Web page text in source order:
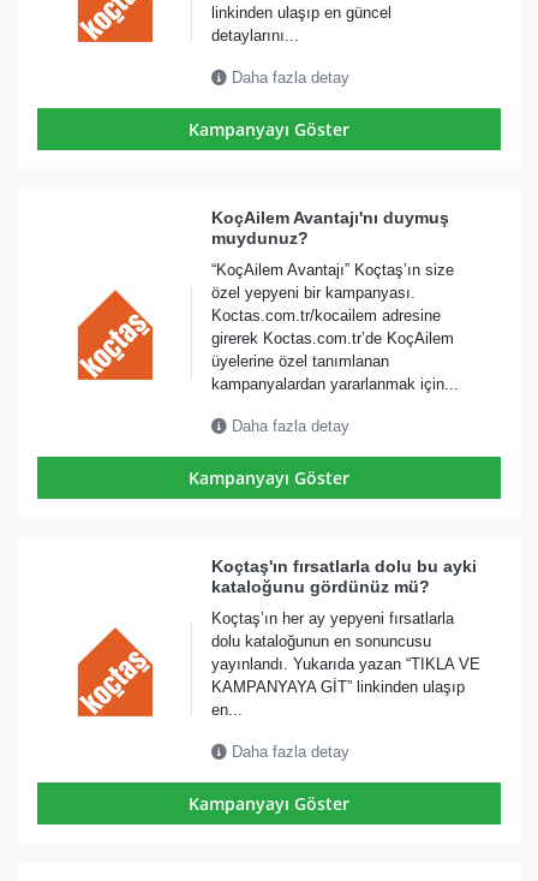
linkinden ulaşıp en güncel
detaylarını...
Daha fazla detay
Kampanyayı Göster
KoçAilem Avantajı'nı duymuş
muydunuz?
“KoçAilem Avantajı” Koçtaş’ın size
özel yepyeni bir kampanyası.
Koctas.com.tr/kocailem adresine
girerek Koctas.com.tr’de KoçAilem
üyelerine özel tanımlanan
kampanyalardan yararlanmak için...
Daha fazla detay
Kampanyayı Göster
Koçtaş'ın fırsatlarla dolu bu ayki
kataloğunu gördünüz mü?
Koçtaş’ın her ay yepyeni fırsatlarla
dolu kataloğunun en sonuncusu
yayınlandı. Yukarıda yazan “TIKLA VE
KAMPANYAYA GİT” linkinden ulaşıp
en...
Daha fazla detay
Kampanyayı Göster